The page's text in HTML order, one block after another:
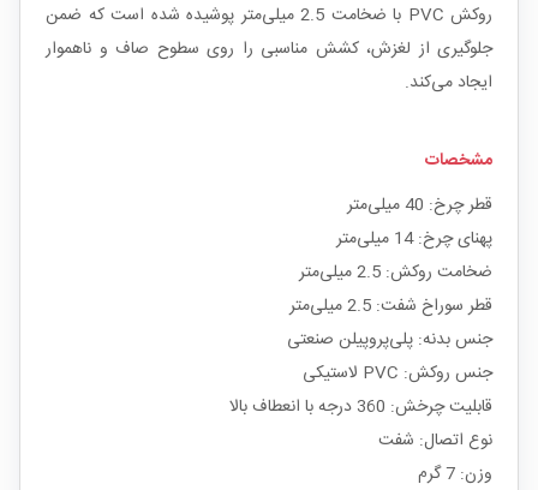
روکش PVC با ضخامت 2.5 میلی‌متر پوشیده شده است که ضمن
جلوگیری از لغزش، کشش مناسبی را روی سطوح صاف و ناهموار
ایجاد می‌کند.
مشخصات
قطر چرخ: 40 میلی‌متر
پهنای چرخ: 14 میلی‌متر
ضخامت روکش: 2.5 میلی‌متر
قطر سوراخ شفت: 2.5 میلی‌متر
جنس بدنه: پلی‌پروپیلن صنعتی
جنس روکش: PVC لاستیکی
قابلیت چرخش: 360 درجه با انعطاف بالا
نوع اتصال: شفت
وزن: 7 گرم